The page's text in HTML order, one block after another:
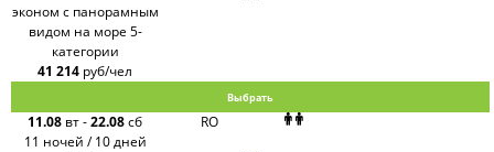
эконом с панорамным
видом на море 5-
категории
41 214 руб/чел
Выбрать
11.08 вт-22.08сб
11 ночей / 10 дней
RO